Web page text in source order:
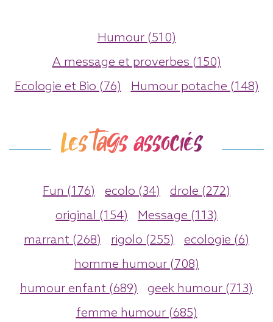
Humour (510)
A message et proverbes (150)
Ecologie et Bio (76)
Humour potache (148)
Les tags associés
Fun (176) ecolo (34)
drole (272)
original (154)
Message (113)
marrant (268)
rigolo (255)
ecologie (6)
homme humour (708)
humour enfant (689)
geek humour (713)
femme humour (685)